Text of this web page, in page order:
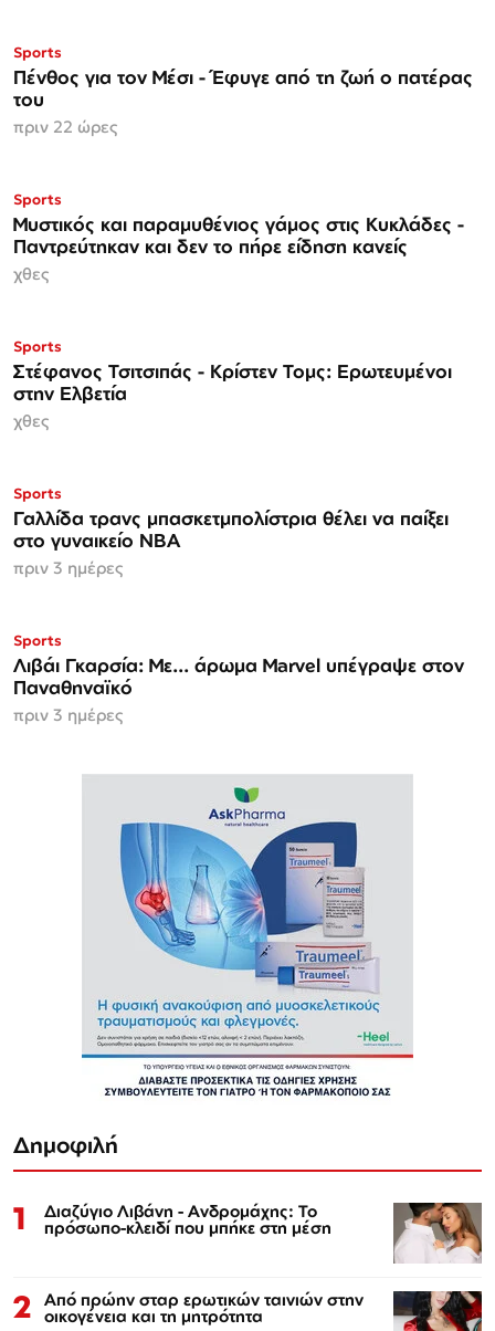
Sports
Πένθος για τον Μέσι - Έφυγε από τη ζωή ο πατέρας
του
πριν 22 ώρες
Sports
Μυστικός και παραμυθένιος γάμος στις Κυκλάδες -
Παντρεύτηκαν και δεν το πήρε είδηση κανείς
χθες
Sports
Στέφανος Τσιτσιπάς - Kρίστεν Τομς: Ερωτευμένοι
στην Ελβετία
χθες
Sports
Γαλλίδα τρανς μπασκετμπολίστρια θέλει να παίξει
στο γυναικείο ΝΒΑ
πριν 3 ημέρες
Sports
Λιβάι Γκαρσία: Με... άρωμα Marvel υπέγραψε στον
Παναθηναϊκό
πριν 3 ημέρες
Δημοφιλή
1 Διαζύγιο Λιβάνη - Ανδρομάχης: Το
πρόσωπο-κλειδί που μπήκε στη μέση
2 Από πρώην σταρ ερωτικών ταινιών στην
οικογένεια και τη μητρότητα